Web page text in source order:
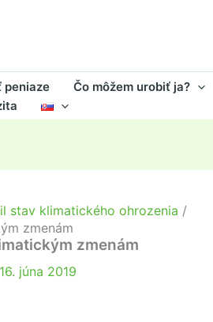
peniaze Čo môžem urobiť ja?
stav klimatického ohrozenia
zmenám
zmenám
16. júna 2019